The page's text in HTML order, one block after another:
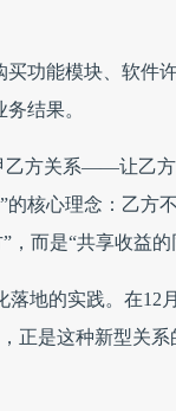
功能模块、软件
结果。
乙方关系——让乙
的核心理念：乙方
而是“共享收益的
地的实践。在12
正是这种新型关系